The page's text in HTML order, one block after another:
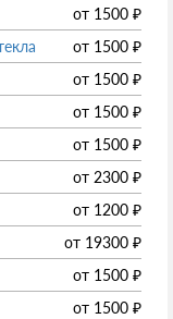
от 1500 ₽
от 1500 ₽
от 1500 ₽
от 1500 ₽
от 1500 ₽
от 2300 ₽
от 1200 ₽
от 19300 ₽
от 1500 ₽
от 1500 ₽